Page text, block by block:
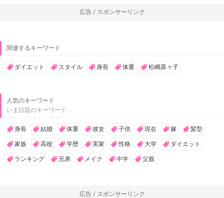
広告 / スポンサーリンク
関連するキーワード
ダイエット スタイル 身長 体重 松嶋菜々子
人気のキーワード
いま話題のキーワード
身長 結婚 体重 彼女 子供 現在 嫁 髪型
家族 高校 学歴 実家 性格 大学 ダイエット
ランキング 兄弟 メイク 中学 父親
広告 / スポンサーリンク